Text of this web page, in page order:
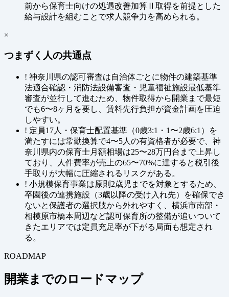
前から保育士向けの処遇改善加算Ⅱ取得を前提とした
給与設計を組むことで求人競争力を高められる。
×
つまずく人の共通点
! 神奈川県の認可審査は自治体ごとに物件の建築基準
法適合確認・消防法設備審査・児童福祉施設最低基準
審査が並行して進むため、物件取得から開業まで最短
でも6〜8ヶ月を要し、賃料先行負担が資金計画を圧迫
しやすい。
! 定員17人・保育士配置基準（0歳3:1・1〜2歳6:1）を
満たすには常勤換算で4〜5人の有資格者が必要で、神
奈川県内の保育士月額相場は25〜28万円台まで上昇し
ており、人件費率が売上の65〜70%に達すると税引後
手取りが大幅に圧縮されるリスクがある。
! 小規模保育事業は原則2歳児までを対象とするため、
卒園後の連携施設（3歳以降の受け入れ先）を確保でき
ないと保護者の選択肢から外れやすく、横浜市南部・
相模原市橋本周辺など認可保育所の整備が追いついて
きたエリアでは定員充足率が下がる局面も想定され
る。
ROADMAP
開業までのロードマップ